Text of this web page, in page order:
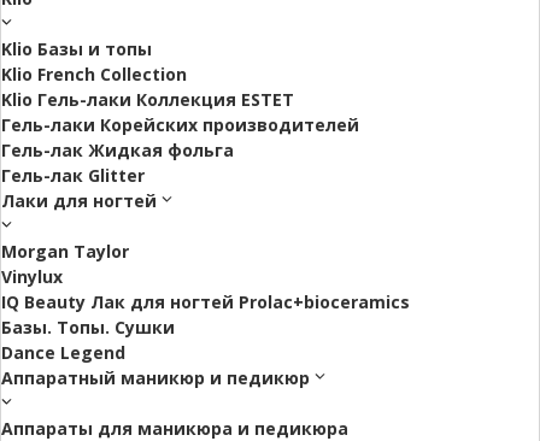
Klio Базы и топы
Klio French Collection
Klio Гель-лаки Коллекция ESTET
Гель-лаки Корейских производителей
Гель-лак Жидкая фольга
Гель-лак Glitter
Лаки для ногтей
Morgan Taylor
Vinylux
IQ Beauty Лак для ногтей Prolac+bioceramics
Базы. Топы. Сушки
Dance Legend
Аппаратный маникюр и педикюр
Аппараты для маникюра и педикюра